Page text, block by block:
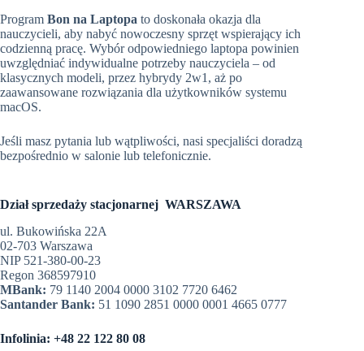
Program Bon na Laptopa to doskonała okazja dla
nauczycieli, aby nabyć nowoczesny sprzęt wspierający ich
codzienną pracę. Wybór odpowiedniego laptopa powinien
uwzględniać indywidualne potrzeby nauczyciela – od
klasycznych modeli, przez hybrydy 2w1, aż po
zaawansowane rozwiązania dla użytkowników systemu
macOS.
Jeśli masz pytania lub wątpliwości, nasi specjaliści doradzą
bezpośrednio w salonie lub telefonicznie.
Dział sprzedaży stacjonarnej WARSZAWA
ul. Bukowińska 22A
02-703 Warszawa
NIP 521-380-00-23
Regon 368597910
MBank: 79 1140 2004 0000 3102 7720 6462
Santander Bank: 51 1090 2851 0000 0001 4665 0777
Infolinia: +48 22 122 80 08